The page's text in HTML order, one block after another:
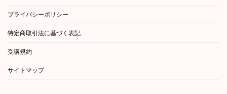
プライバシーポリシー
特定商取引法に基づく表記
受講規約
サイトマップ